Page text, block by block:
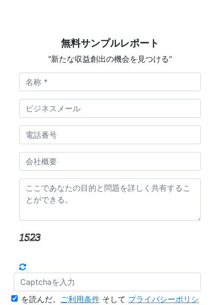
無料サンプルレポート
"新たな収益創出の機会を見つける"
を読んだ。 ご利用条件 そして プライバシーポリシ